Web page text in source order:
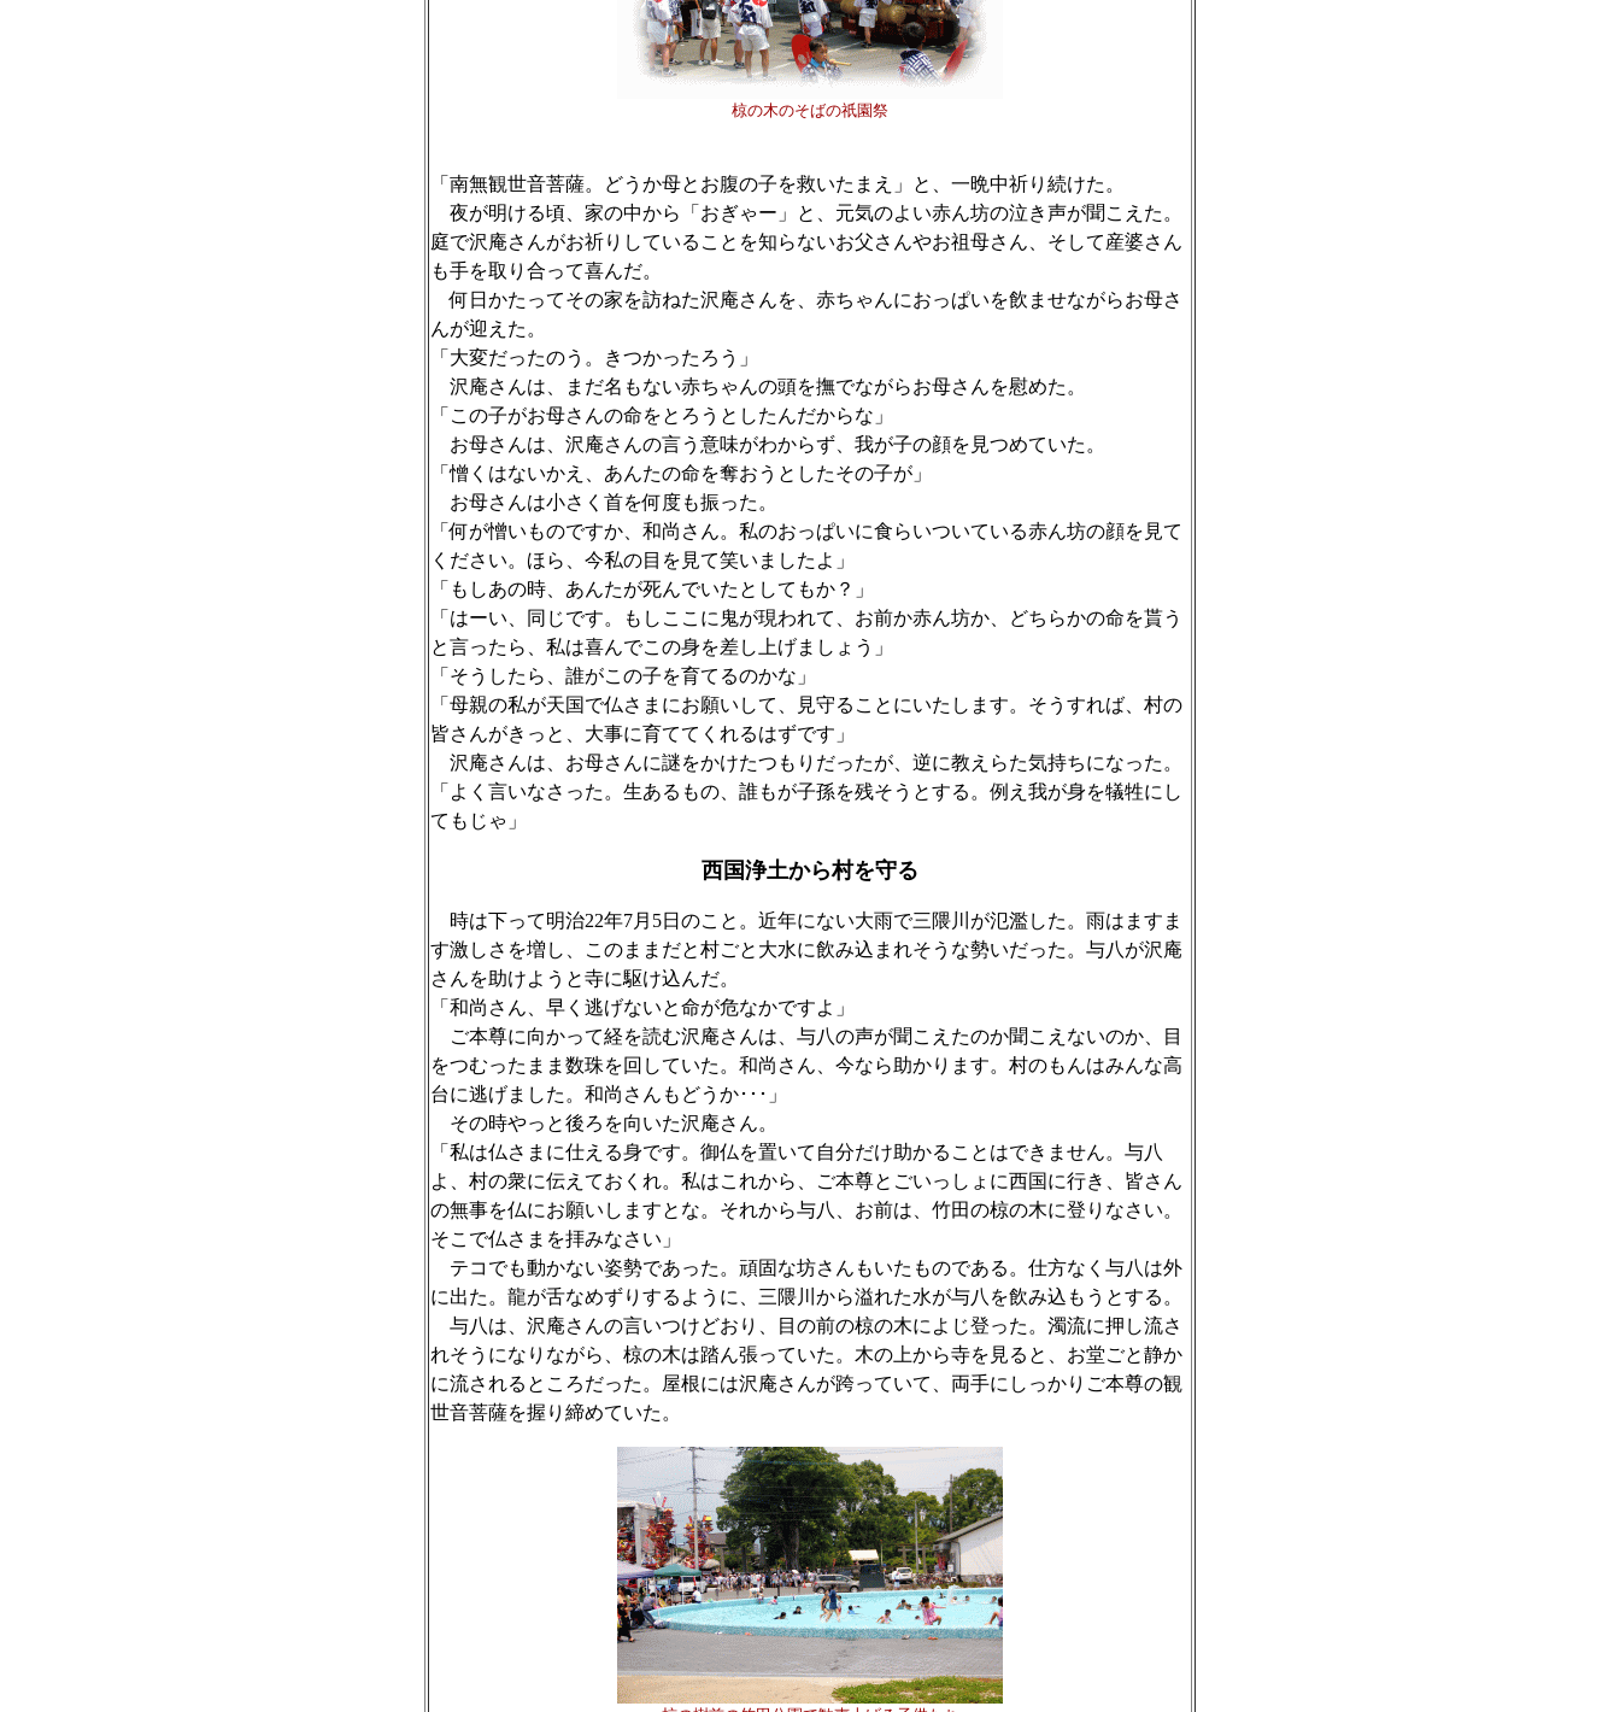
椋の木のそばの祇園祭
「南無観世音菩薩。どうか母とお腹の子を救いたまえ」と、一晩中祈り続けた。
夜が明ける頃、家の中から「おぎゃー」と、元気のよい赤ん坊の泣き声が聞こえた。
庭で沢庵さんがお祈りしていることを知らないお父さんやお祖母さん、そして産婆さん
も手を取り合って喜んだ。
何日かたってその家を訪ねた沢庵さんを、赤ちゃんにおっぱいを飲ませながらお母さ
んが迎えた。
「大変だったのう。きつかったろう」
沢庵さんは、まだ名もない赤ちゃんの頭を撫でながらお母さんを慰めた。
「この子がお母さんの命をとろうとしたんだからな」
お母さんは、沢庵さんの言う意味がわからず、我が子の顔を見つめていた。
「憎くはないかえ、あんたの命を奪おうとしたその子が」
お母さんは小さく首を何度も振った。
「何が憎いものですか、和尚さん。私のおっぱいに食らいついている赤ん坊の顔を見て
ください。ほら、今私の目を見て笑いましたよ」
「もしあの時、あんたが死んでいたとしてもか？」
「はーい、同じです。もしここに鬼が現われて、お前か赤ん坊か、どちらかの命を貰う
と言ったら、私は喜んでこの身を差し上げましょう」
「そうしたら、誰がこの子を育てるのかな」
「母親の私が天国で仏さまにお願いして、見守ることにいたします。そうすれば、村の
皆さんがきっと、大事に育ててくれるはずです」
沢庵さんは、お母さんに謎をかけたつもりだったが、逆に教えらた気持ちになった。
「よく言いなさった。生あるもの、誰もが子孫を残そうとする。例え我が身を犠牲にし
てもじゃ」
西国浄土から村を守る
時は下って明治22年7月5日のこと。近年にない大雨で三隈川が氾濫した。雨はますま
す激しさを増し、このままだと村ごと大水に飲み込まれそうな勢いだった。与八が沢庵
さんを助けようと寺に駆け込んだ。
「和尚さん、早く逃げないと命が危なかですよ」
ご本尊に向かって経を読む沢庵さんは、与八の声が聞こえたのか聞こえないのか、目
をつむったまま数珠を回していた。和尚さん、今なら助かります。村のもんはみんな高
台に逃げました。和尚さんもどうか･･･」
その時やっと後ろを向いた沢庵さん。
「私は仏さまに仕える身です。御仏を置いて自分だけ助かることはできません。与八
よ、村の衆に伝えておくれ。私はこれから、ご本尊とごいっしょに西国に行き、皆さん
の無事を仏にお願いしますとな。それから与八、お前は、竹田の椋の木に登りなさい。
そこで仏さまを拝みなさい」
テコでも動かない姿勢であった。頑固な坊さんもいたものである。仕方なく与八は外
に出た。龍が舌なめずりするように、三隈川から溢れた水が与八を飲み込もうとする。
与八は、沢庵さんの言いつけどおり、目の前の椋の木によじ登った。濁流に押し流さ
れそうになりながら、椋の木は踏ん張っていた。木の上から寺を見ると、お堂ごと静か
に流されるところだった。屋根には沢庵さんが跨っていて、両手にしっかりご本尊の観
世音菩薩を握り締めていた。